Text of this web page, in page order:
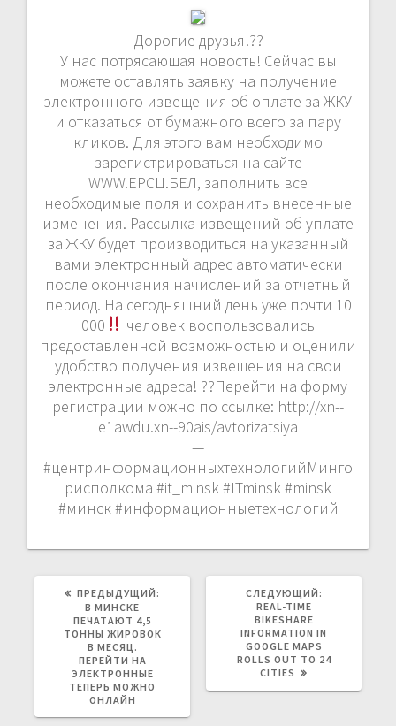
Дорогие друзья!??
У нас потрясающая новость! Сейчас вы
можете оставлять заявку на получение
электронного извещения об оплате за ЖКУ
и отказаться от бумажного всего за пару
кликов. Для этого вам необходимо
зарегистрироваться на сайте
WWW.ЕРСЦ.БЕЛ, заполнить все
необходимые поля и сохранить внесенные
изменения. Рассылка извещений об уплате
за ЖКУ будет производиться на указанный
вами электронный адрес автоматически
после окончания начислений за отчетный
период. На сегодняшний день уже почти 10
000
человек воспользовались
предоставленной возможностью и оценили
удобство получения извещения на свои
электронные адреса! ??Перейти на форму
регистрации можно по ссылке: http://xn--
e1awdu.xn--90ais/avtorizatsiya
—
#центринформационныхтехнологийМинго
рисполкома #it_minsk #ITminsk #minsk
#минск #информационныетехнологий
ПРЕДЫДУЩИЙ:
В МИНСКЕ
ПЕЧАТАЮТ 4,5
ТОННЫ ЖИРОВОК
В МЕСЯЦ.
ПЕРЕЙТИ НА
ЭЛЕКТРОННЫЕ
ТЕПЕРЬ МОЖНО
ОНЛАЙН
СЛЕДУЮЩИЙ:
REAL-TIME
BIKESHARE
INFORMATION IN
GOOGLE MAPS
ROLLS OUT TO 24
CITIES